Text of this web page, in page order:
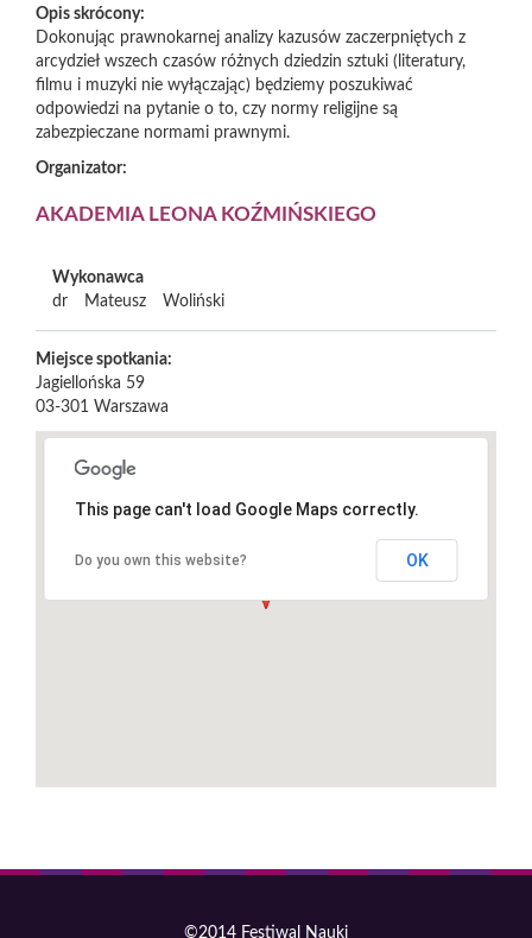
Opis skrócony:
Dokonując prawnokarnej analizy kazusów zaczerpniętych z
arcydzieł wszech czasów różnych dziedzin sztuki (literatury,
filmu i muzyki nie wyłączając) będziemy poszukiwać
odpowiedzi na pytanie o to, czy normy religijne są
zabezpieczane normami prawnymi.
Organizator:
AKADEMIA LEONA KOŹMIŃSKIEGO
Wykonawca
dr
Mateusz Woliński
Miejsce spotkania:
Jagiellońska 59
03-301 Warszawa
This page can't load Google Maps correctly.
Do you own this website? OK
©2014 Festiwal Nauki